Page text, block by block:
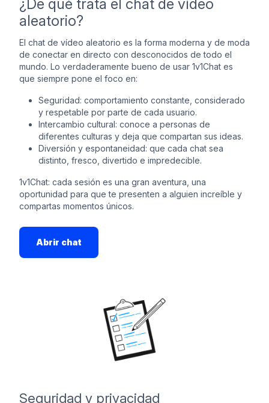
¿De qué trata el chat de vídeo
aleatorio?
El chat de vídeo aleatorio es la forma moderna y de moda
de conectar en directo con desconocidos de todo el
mundo. Lo verdaderamente bueno de usar 1v1Chat es
que siempre pone el foco en:
Seguridad: comportamiento constante, considerado
y respetable por parte de cada usuario.
Intercambio cultural: conoce a personas de
diferentes culturas y deja que compartan sus ideas.
Diversión y espontaneidad: que cada chat sea
distinto, fresco, divertido e impredecible.
1v1Chat: cada sesión es una gran aventura, una
oportunidad para que te presenten a alguien increíble y
compartas momentos únicos.
Abrir chat
Seguridad y privacidad